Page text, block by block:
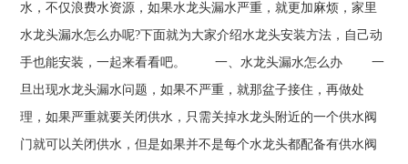
水，不仅浪费水资源，如果水龙头漏水严重，就更加麻烦，家里
水龙头漏水怎么办呢?下面就为大家介绍水龙头安装方法，自己动
手也能安装，一起来看看吧。 一、水龙头漏水怎么办 一
旦出现水龙头漏水问题，如果不严重，就那盆子接住，再做处
理，如果严重就要关闭供水，只需关掉水龙头附近的一个供水阀
门就可以关闭供水，但是如果并不是每个水龙头都配备有供水阀